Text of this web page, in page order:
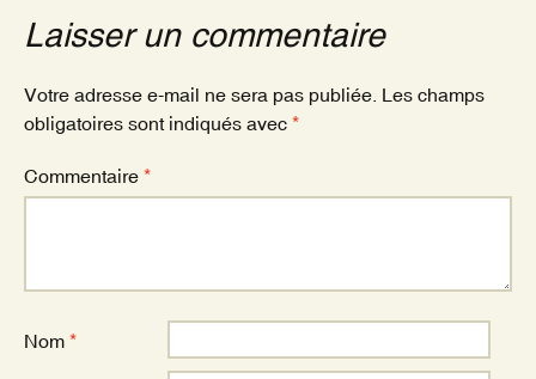
o
o
k
Laisser un commentaire
Votre adresse e-mail ne sera pas publiée. Les champs
obligatoires sont indiqués avec *
Commentaire *
Nom *